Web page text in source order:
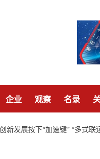
企业 观察 名录
新发展按下“加速键” “多式联